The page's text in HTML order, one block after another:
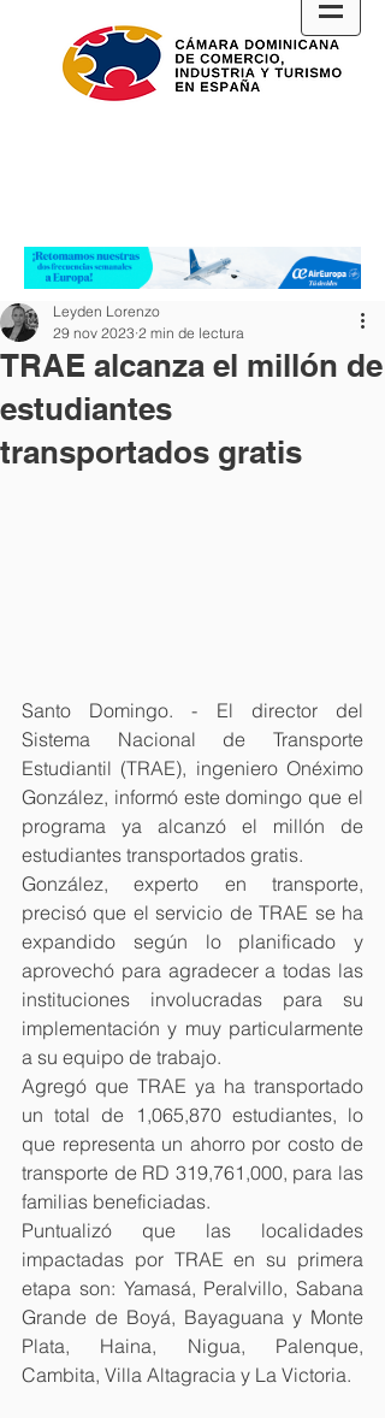
TRAE alcanza el millón de
estudiantes
transportados gratis
Leyden Lorenzo
29 nov 2023 2 min de lectura
Santo Domingo. - El director del
Sistema Nacional de Transporte
Estudiantil (TRAE), ingeniero Onéximo
González, informó este domingo que el
programa ya alcanzó el millón de
estudiantes transportados gratis.
González, experto en transporte,
precisó que el servicio de TRAE se ha
expandido según lo planificado y
aprovechó para agradecer a todas las
instituciones involucradas para su
implementación y muy particularmente
a su equipo de trabajo.
Agregó que TRAE ya ha transportado
un total de 1,065,870 estudiantes, lo
que representa un ahorro por costo de
transporte de RD 319,761,000, para las
familias beneficiadas.
Puntualizó que las localidades
impactadas por TRAE en su primera
etapa son: Yamasá, Peralvillo, Sabana
Grande de Boyá, Bayaguana y Monte
Plata, Haina, Nigua, Palenque,
Cambita, Villa Altagracia y La Victoria.